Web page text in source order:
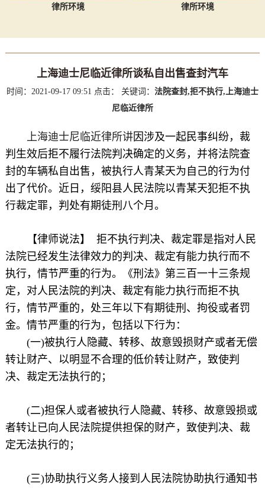
律所环境 律所环境
上海迪士尼临近律所谈私自出售查封汽车
时间：2021-09-17 09:51 点击： 关键词： 法院查封,拒不执行,上海迪士
尼临近律所
上海迪士尼临近律所讲因涉及一起民事纠纷，裁
判生效后拒不履行法院判决确定的义务，并将法院查
封的车辆私自出售，被执行人青某天为自己的行为付
出了代价。近日，绥阳县人民法院以青某天犯拒不执
行裁定罪，判处有期徒刑八个月。
【律师说法】 拒不执行判决、裁定罪是指对人民
法院已经发生法律效力的判决、裁定有能力执行而不
执行，情节严重的行为。《刑法》第三百一十三条规
定，对人民法院的判决、裁定有能力执行而拒不执
行，情节严重的，处三年以下有期徒刑、拘役或者罚
金。情节严重的行为，包括以下行为：
(一)被执行人隐藏、转移、故意毁损财产或者无偿
转让财产、以明显不合理的低价转让财产，致使判
决、裁定无法执行的；
(二)担保人或者被执行人隐藏、转移、故意毁损或
者转让已向人民法院提供担保的财产，致使判决、裁
定无法执行的；
(三)协助执行义务人接到人民法院协助执行通知书